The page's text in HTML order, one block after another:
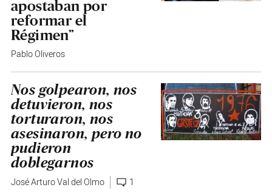
apostaban por
reformar el
Régimen”
Pablo Oliveros
Nos golpearon, nos
detuvieron, nos
torturaron, nos
asesinaron, pero no
pudieron
doblegarnos
José Arturo Val del Olmo 1